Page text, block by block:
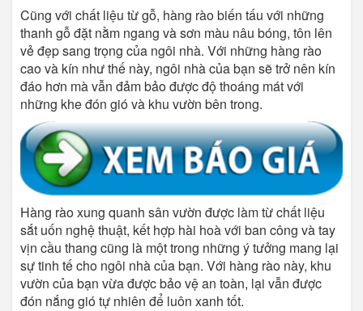
Cũng với chất liệu từ gỗ, hàng rào biến tấu với những
thanh gỗ đặt nằm ngang và sơn màu nâu bóng, tôn lên
vẻ đẹp sang trọng của ngôi nhà. Với những hàng rào
cao và kín như thế này, ngôi nhà của bạn sẽ trở nên kín
đáo hơn mà vẫn đảm bảo được độ thoáng mát với
những khe đón gió và khu vườn bên trong.
Hàng rào xung quanh sân vườn được làm từ chất liệu
sắt uốn nghệ thuật, kết hợp hài hoà với ban công và tay
vịn cầu thang cũng là một trong những ý tưởng mang lại
sự tinh tế cho ngôi nhà của bạn. Với hàng rào này, khu
vườn của bạn vừa được bảo vệ an toàn, lại vẫn được
đón nắng gió tự nhiên để luôn xanh tốt.